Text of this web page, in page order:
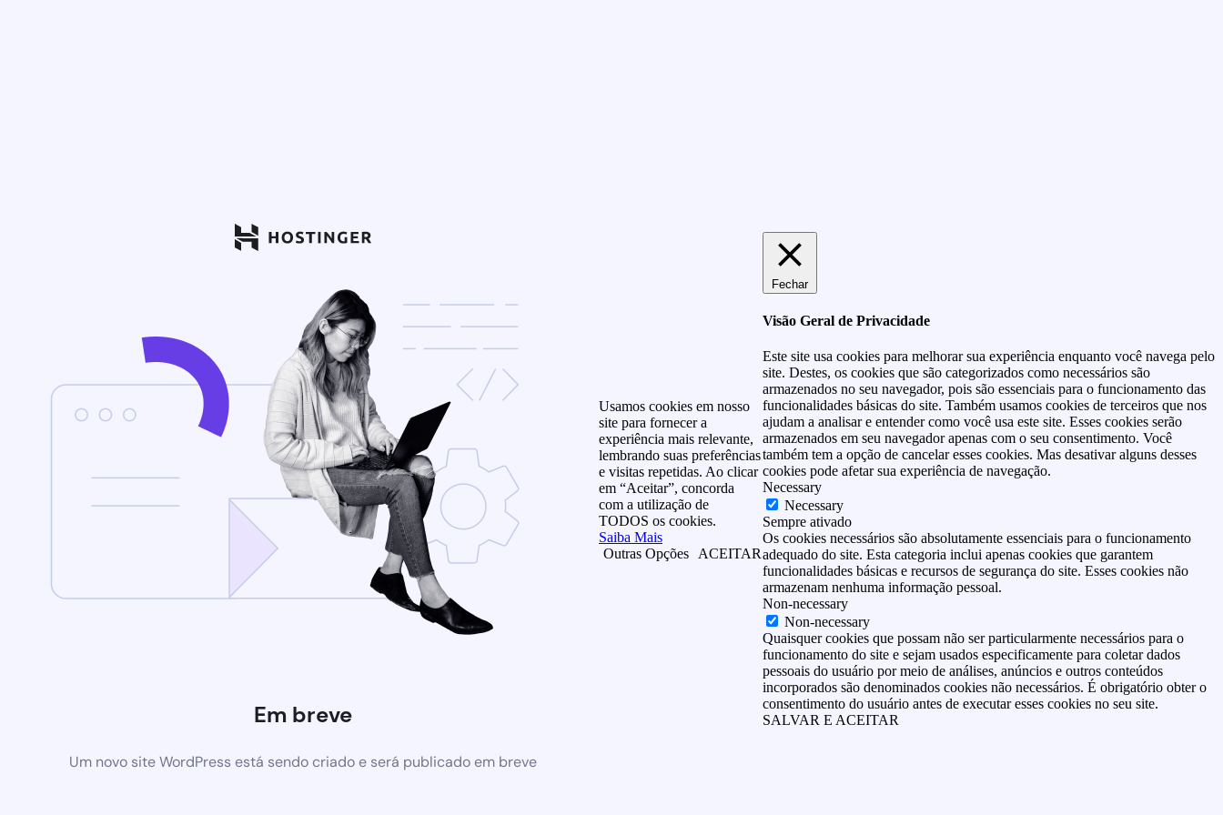
Em breve
Um novo site WordPress está sendo criado e será publicado em breve
Usamos cookies em nosso
site para fornecer a
experiência mais relevante,
lembrando suas preferências
e visitas repetidas. Ao clicar
em “Aceitar”, concorda
com a utilização de
TODOS os cookies.
Saiba Mais
Outras Opções
ACEITAR
Fechar
Visão Geral de Privacidade
Este site usa cookies para melhorar sua experiência enquanto você navega pelo
site. Destes, os cookies que são categorizados como necessários são
armazenados no seu navegador, pois são essenciais para o funcionamento das
funcionalidades básicas do site. Também usamos cookies de terceiros que nos
ajudam a analisar e entender como você usa este site. Esses cookies serão
armazenados em seu navegador apenas com o seu consentimento. Você
também tem a opção de cancelar esses cookies. Mas desativar alguns desses
cookies pode afetar sua experiência de navegação.
Necessary
Necessary
Sempre ativado
Os cookies necessários são absolutamente essenciais para o funcionamento
adequado do site. Esta categoria inclui apenas cookies que garantem
funcionalidades básicas e recursos de segurança do site. Esses cookies não
armazenam nenhuma informação pessoal.
Non-necessary
Non-necessary
Quaisquer cookies que possam não ser particularmente necessários para o
funcionamento do site e sejam usados especificamente para coletar dados
pessoais do usuário por meio de análises, anúncios e outros conteúdos
incorporados são denominados cookies não necessários. É obrigatório obter o
consentimento do usuário antes de executar esses cookies no seu site.
SALVAR E ACEITAR